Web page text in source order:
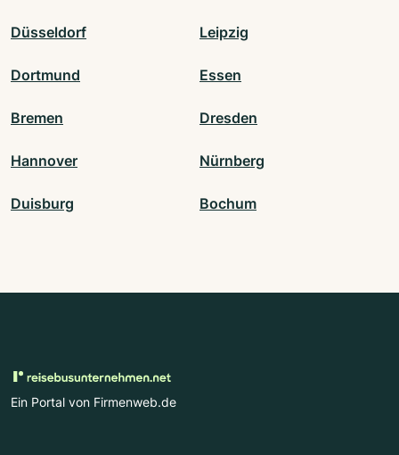
Düsseldorf Leipzig
Dortmund Essen
Bremen Dresden
Hannover Nürnberg
Duisburg Bochum
Ein Portal von Firmenweb.de